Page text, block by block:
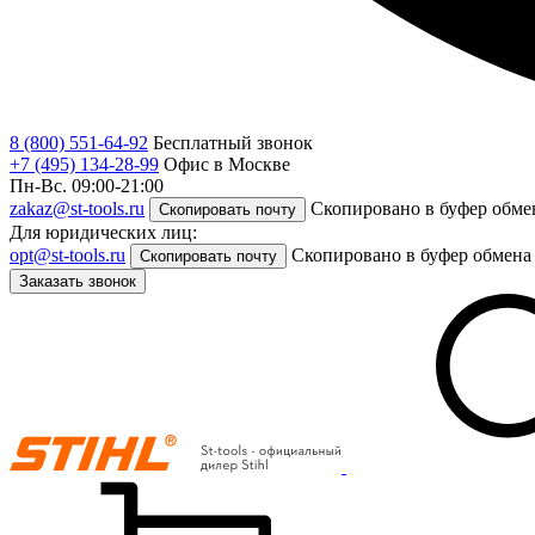
8 (800) 551-64-92 Бесплатный звонок
+7 (495) 134-28-99 Офис в Москве
Пн-Вс. 09:00-21:00
zakaz@st-tools.ru
Скопировать почту
Скопировано в буфер
Для юридических лиц:
opt@st-tools.ru
Скопировать почту Скопировано в буфер обмена
Заказать звонок